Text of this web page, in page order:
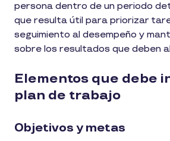
persona dentro de un periodo
que resulta útil para priorizar
seguimiento al desempeño y
sobre los resultados que deben
Elementos que debe
plan de trabajo
Objetivos y metas